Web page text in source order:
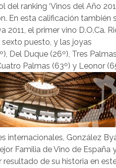
del ranking ‘Vinos del Año
En esta calificación también
2011, el primer vino D.O.Ca.
puesto, y las joyas
Del Duque (26º), Tres
Palmas (63º) y Leonor
internacionales, González
Familia de Vino de España
resultado de su historia en